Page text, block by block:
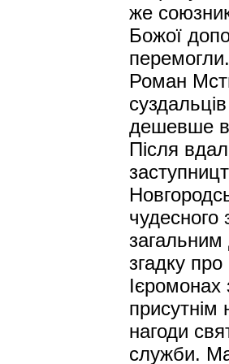
же
Божої
Роман
дешевше
Після
чудесного
загальним
згадку
присутнім
нагоди
служби.